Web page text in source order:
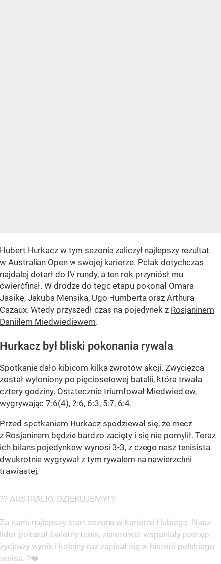
Hubert Hurkacz w tym sezonie zaliczył najlepszy rezultat
w Australian Open w swojej karierze. Polak dotychczas
najdalej dotarł do IV rundy, a ten rok przyniósł mu
ćwierćfinał. W drodze do tego etapu pokonał Omara
Jasikę, Jakuba Mensika, Ugo Humberta oraz Arthura
Cazaux. Wtedy przyszedł czas na pojedynek z Rosjaninem
Daniiłem Miedwiediewem.
Hurkacz był bliski pokonania rywala
Spotkanie dało kibicom kilka zwrotów akcji. Zwycięzca
został wyłoniony po pięciosetowej batalii, która trwała
cztery godziny. Ostatecznie triumfował Miedwiediew,
wygrywając 7:6(4), 2:6, 6:3, 5:7, 6:4.
Przed spotkaniem Hurkacz spodziewał się, że mecz
z Rosjaninem będzie bardzo zacięty i się nie pomylił. Teraz
ich bilans pojedynków wynosi 3-3, z czego nasz tenisista
dwukrotnie wygrywał z tym rywalem na nawierzchni
trawiastej.
?? AUSTRALIO, DZIĘKUJEMY! ?
Za nami najlepszy start sezonu w karierze Hubiego. Nasz
lider pokazał świetny tenis, zanotował wspaniały postęp,
życiowy wynik i kolejny raz zapisał się w historii polskiego
tenisa. ?❤️